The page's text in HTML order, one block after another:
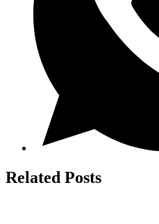
Related Posts